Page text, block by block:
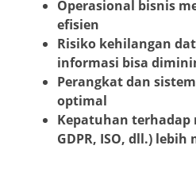
Operasional bisnis
efisien
Risiko kehilangan
informasi bisa
Perangkat dan
optimal
Kepatuhan terhadap
GDPR, ISO, dll.)